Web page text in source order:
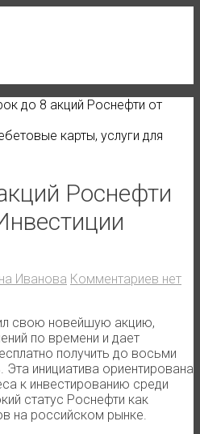
до 8 акций Роснефти от
Роснефти
Иванова Комментариев нет
свою новейшую акцию,
по времени и дает
получить до восьми
инициатива ориентирована
к инвестированию среди
статус Роснефти как
на российском рынке.